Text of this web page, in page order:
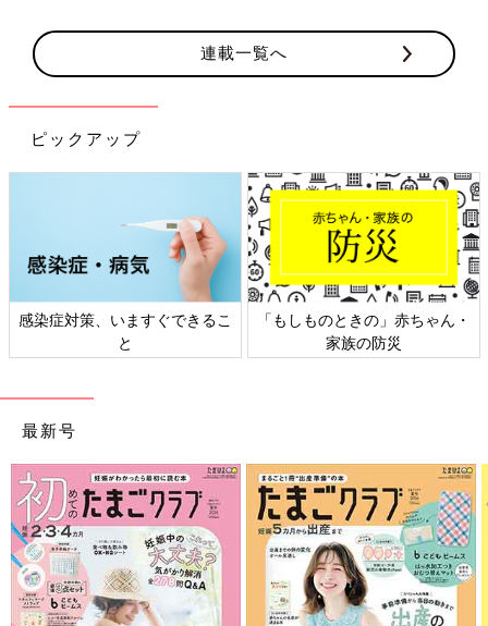
連載一覧へ
ピックアップ
感染症対策、いますぐできるこ
と
「もしものときの」赤ちゃん・
家族の防災
最新号